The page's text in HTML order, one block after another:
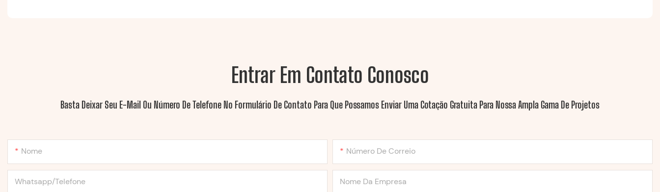
Entrar Em Contato Conosco
Basta Deixar Seu E-Mail Ou Número De Telefone No Formulário De Contato Para Que Possamos Enviar Uma Cotação Gratuita Para Nossa Ampla Gama De Projetos
Nome Número De Correio
Whatsapp/Telefone Nome Da Empresa